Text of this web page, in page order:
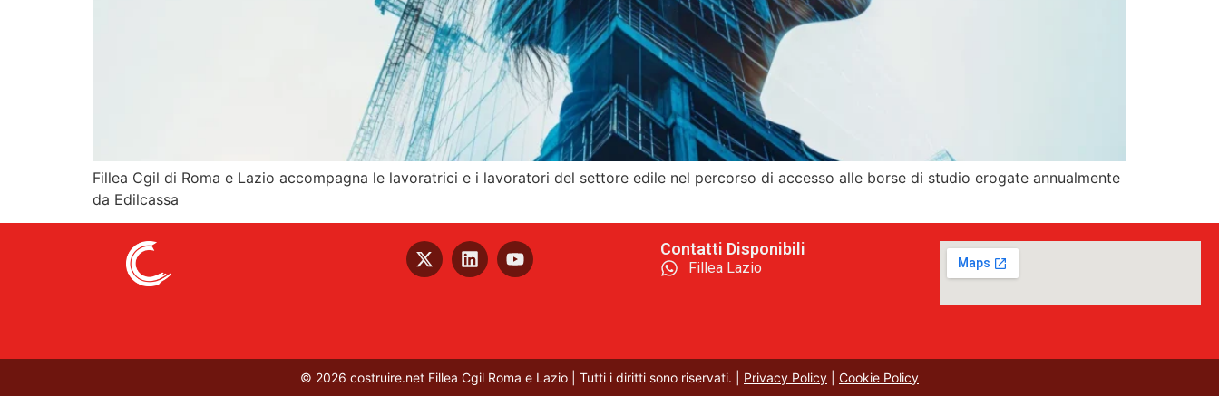
Fillea Cgil di Roma e Lazio accompagna le lavoratrici e i lavoratori del settore edile nel percorso di accesso alle borse di studio erogate annualmente
da Edilcassa
Contatti Disponibili
Fillea Lazio
© 2026 costruire.net Fillea Cgil Roma e Lazio | Tutti i diritti sono riservati. | Privacy Policy Cookie Policy